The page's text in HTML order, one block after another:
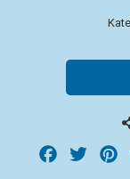
Facebook
Twitter